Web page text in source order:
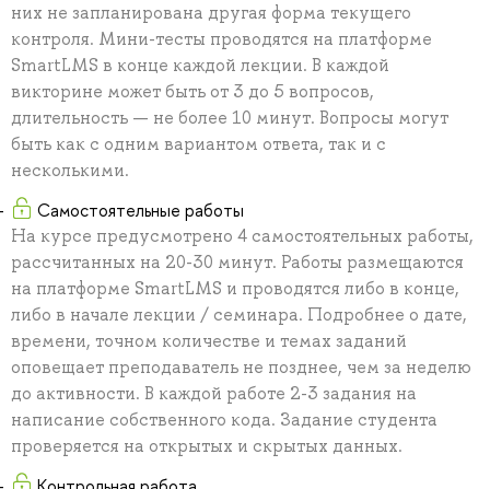
них не запланирована другая форма текущего
контроля. Мини-тесты проводятся на платформе
SmartLMS в конце каждой лекции. В каждой
викторине может быть от 3 до 5 вопросов,
длительность — не более 10 минут. Вопросы могут
быть как с одним вариантом ответа, так и с
несколькими.
Самостоятельные работы
На курсе предусмотрено 4 самостоятельных работы,
рассчитанных на 20-30 минут. Работы размещаются
на платформе SmartLMS и проводятся либо в конце,
либо в начале лекции / семинара. Подробнее о дате,
времени, точном количестве и темах заданий
оповещает преподаватель не позднее, чем за неделю
до активности. В каждой работе 2-3 задания на
написание собственного кода. Задание студента
проверяется на открытых и скрытых данных.